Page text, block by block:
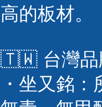
高的板材。
🇹🇼 台灣品
・坐又銘